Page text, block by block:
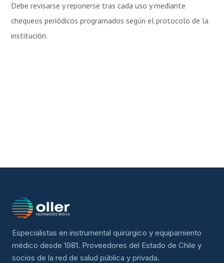
Debe revisarse y reponerse tras cada uso y mediante
chequeos periódicos programados según el protocolo de la
institución.
Especialistas en instrumental quirúrgico y equipamiento
médico desde 1981. Proveedores del Estado de Chile y
socios de la red de salud pública y privada.